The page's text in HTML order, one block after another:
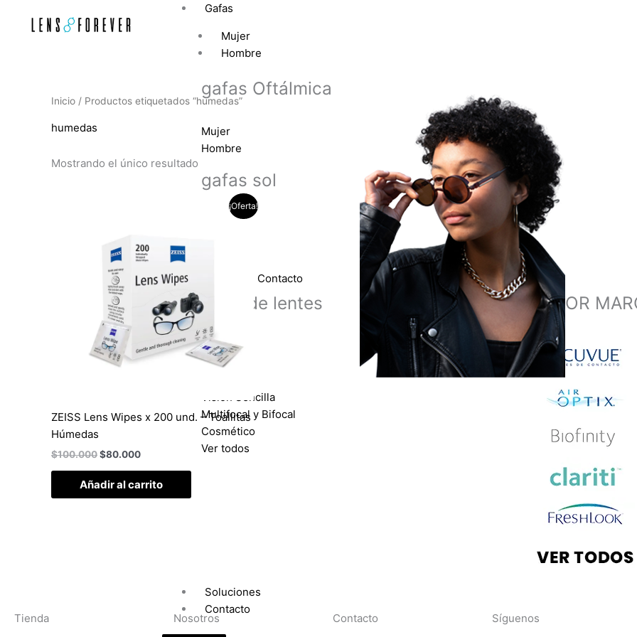
Gafas
Mujer
Hombre
gafas Oftálmica
Mujer
Hombre
gafas sol
Lentes de Contacto
tipos de lentes
Diarios
Quincenal
Visión Sencilla
Multifocal y Bifocal
Cosmético
Ver todos
COMPRAR POR
Soluciones
Contacto
Inicio / Productos etiquetados “humedas”
humedas
Mostrando el único resultado
¡Oferta!
ZEISS Lens Wipes x 200 und. – Toallitas
Húmedas
$100.000
$100.000.
$80.000
$80.000.
Añadir al carrito
Tienda Nosotros Contacto Síguenos